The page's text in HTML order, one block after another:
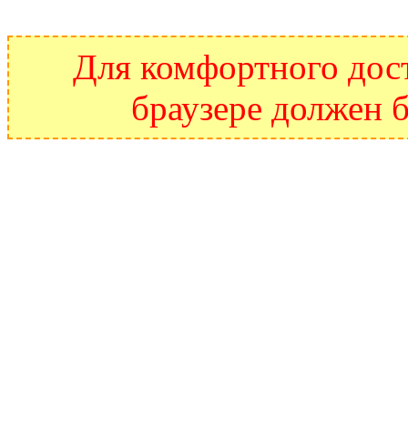
Для комфортного
браузере должен